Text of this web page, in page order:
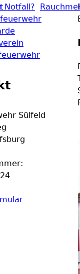
Notfall?
Sülfeld